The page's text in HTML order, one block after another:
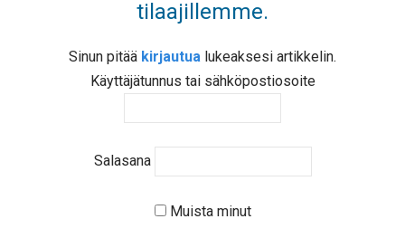
tilaajillemme.
Sinun pitää kirjautua lukeaksesi artikkelin.
Käyttäjätunnus tai sähköpostiosoite
Salasana
Muista minut